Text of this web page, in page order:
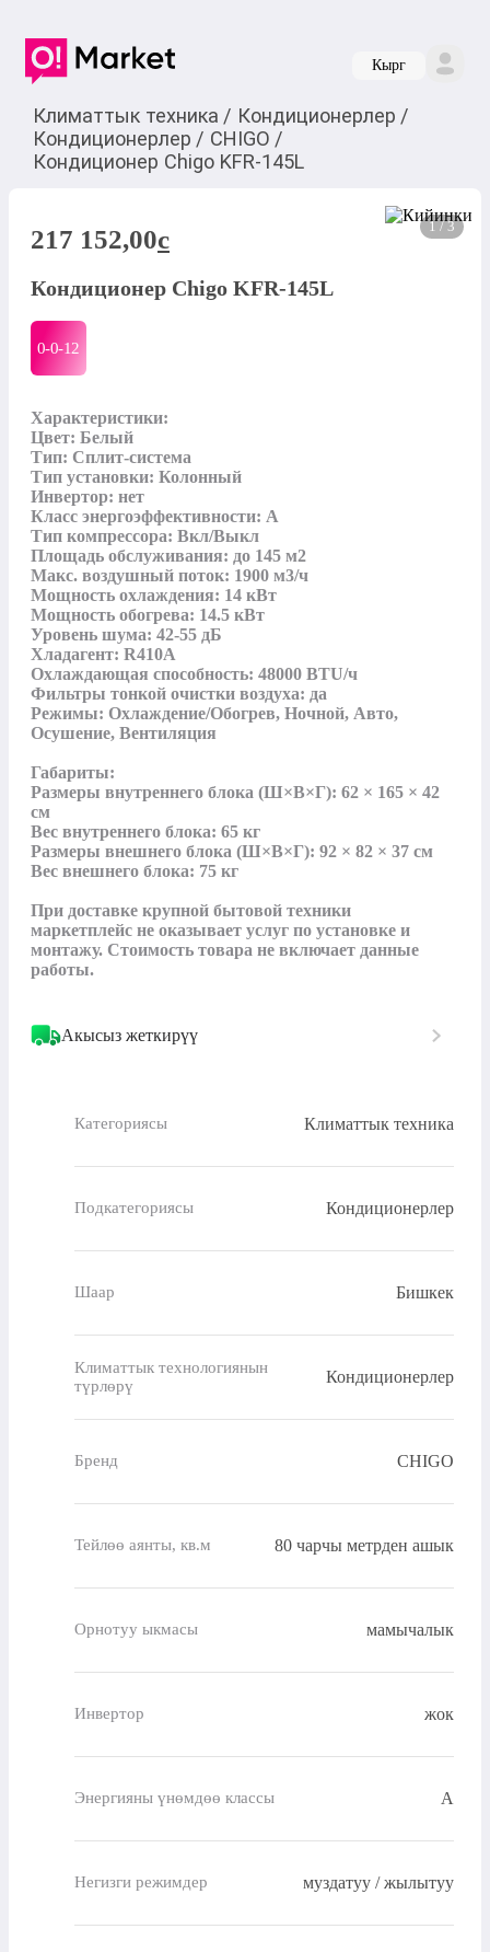
Кырг
Климаттык техника / Кондиционерлер /
Кондиционерлер / CHIGO /
Кондиционер Chigo KFR-145L
1 / 3
217 152,00c
Кондиционер Chigo KFR-145L
0-0-12
Характеристики:
Цвет: Белый
Тип: Сплит-система
Тип установки: Колонный
Инвертор: нет
Класс энергоэффективности: A
Тип компрессора: Вкл/Выкл
Площадь обслуживания: до 145 м2
Макс. воздушный поток: 1900 м3/ч
Мощность охлаждения: 14 кВт
Мощность обогрева: 14.5 кВт
Уровень шума: 42-55 дБ
Хладагент: R410A
Охлаждающая способность: 48000 BTU/ч
Фильтры тонкой очистки воздуха: да
Режимы: Охлаждение/Обогрев, Ночной, Авто,
Осушение, Вентиляция
Габариты:
Размеры внутреннего блока (Ш×В×Г): 62 × 165 × 42
см
Вес внутреннего блока: 65 кг
Размеры внешнего блока (Ш×В×Г): 92 × 82 × 37 см
Вес внешнего блока: 75 кг
При доставке крупной бытовой техники
маркетплейс не оказывает услуг по установке и
монтажу. Стоимость товара не включает данные
работы.
Акысыз жеткирүү
Категориясы Климаттык техника
Подкатегориясы Кондиционерлер
Шаар Бишкек
Климаттык технологиянын
түрлөрү
Кондиционерлер
Бренд CHIGO
Тейлөө аянты, кв.м 80 чарчы метрден ашык
Орнотуу ыкмасы мамычалык
Инвертор жок
Энергияны үнөмдөө классы A
Негизги режимдер муздатуу / жылытуу